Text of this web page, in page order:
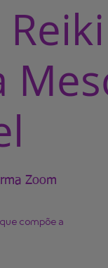
Zoom
compõe a